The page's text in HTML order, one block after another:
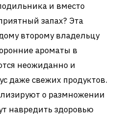
и вместо
запах? Эта
второму владельцу
ароматы в
неожиданно и
даже свежих продуктов.
о размножении
навредить здоровью